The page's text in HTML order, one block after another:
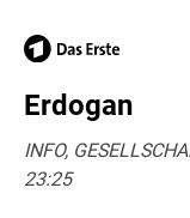
Erdogan
INFO,
23:25